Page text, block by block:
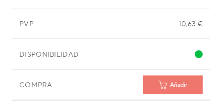
PVP 10,63 €
DISPONIBILIDAD
COMPRA Añadir